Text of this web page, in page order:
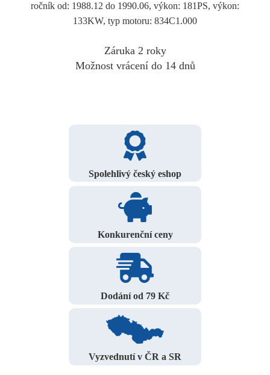
ročník od: 1988.12 do 1990.06, výkon: 181PS, výkon:
133KW, typ motoru: 834C1.000
Záruka 2 roky
Možnost vrácení do 14 dnů
Spolehlivý český eshop
Konkurenční ceny
Dodání od 79 Kč
Vyzvednutí v ČR a SR